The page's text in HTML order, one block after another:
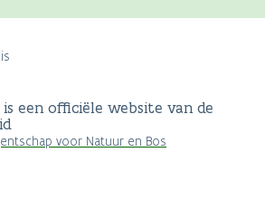
een officiële website van de
voor Natuur en Bos